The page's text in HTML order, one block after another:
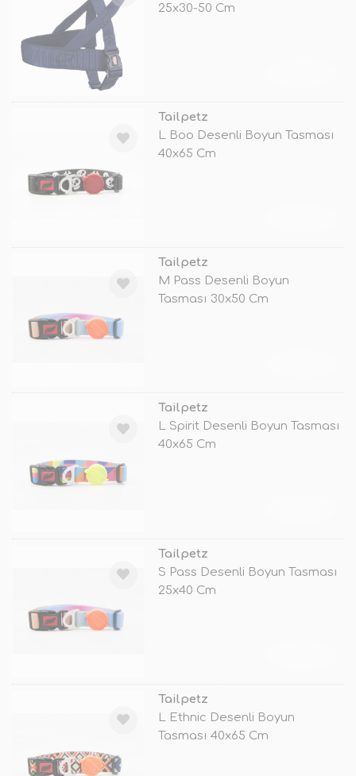
25x30-50 Cm
Tailpetz
L Boo Desenli Boyun Tasması
40x65 Cm
Tailpetz
M Pass Desenli Boyun
Tasması 30x50 Cm
Tailpetz
L Spirit Desenli Boyun Tasması
40x65 Cm
Tailpetz
S Pass Desenli Boyun Tasması
25x40 Cm
Tailpetz
L Ethnic Desenli Boyun
Tasması 40x65 Cm